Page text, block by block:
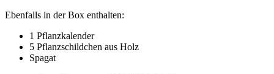
Ebenfalls in der Box enthalten:
1 Pflanzkalender
5 Pflanzschildchen aus Holz
Spagat